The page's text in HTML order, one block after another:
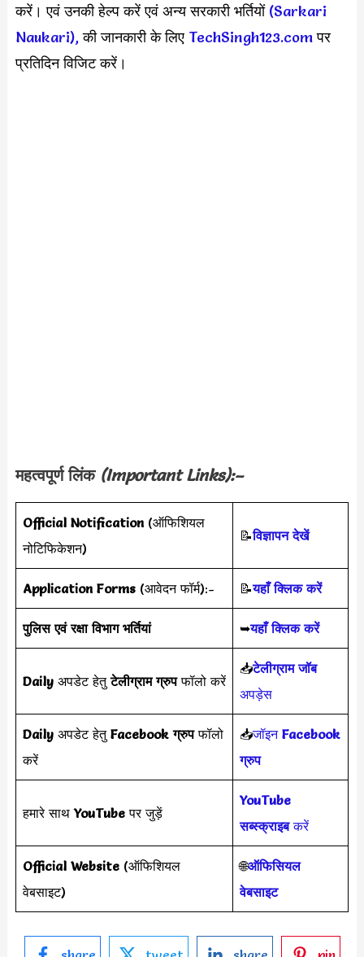
करें। एवं उनकी हेल्प करें एवं अन्य सरकारी भर्तियों (Sarkari
Naukari),की जानकारी के लिए TechSingh123.comपर
प्रतिदिन विजिट करें।
महत्वपूर्ण लिंक (Important Links):–
Official Notification (ऑफिशियल
नोटिफिकेशन)
📝विज्ञापन देखें
Application Forms (आवेदन फॉर्म):- 📝यहाँ क्लिक करें
पुलिस एवं रक्षा विभाग भर्तियां ➥यहाँ क्लिक करें
Daily अपडेट हेतुटेलीग्राम ग्रुपफॉलो करें
📥टेलीग्राम जॉब
अपड़ेस
Daily अपडेट हेतुFacebook ग्रुपफॉलो
करें
📥जॉइन Facebook
ग्रुप
हमारे साथYouTubeपर जुड़ें
YouTube
सब्स्क्राइबकरें
Official Website (ऑफिशियल
वेबसाइट)
🌐ऑफिसियल
वेबसाइट